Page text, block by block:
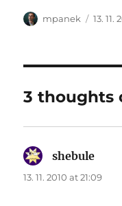
Author
mpanek 13. 11.
3 thoughts
shebule
13. 11. 2010 at 21:09